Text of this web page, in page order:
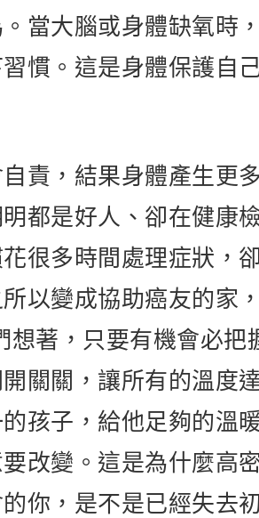
當大腦或身體缺氧時
慣。這是身體保護自
自責，結果身體產生更
都是好人、卻在健康
很多時間處理症狀，
以變成協助癌友的家
想著，只要有機會必把
關關，讓所有的溫度
孩子，給他足夠的溫
改變。這是為什麼高
你，是不是已經失去